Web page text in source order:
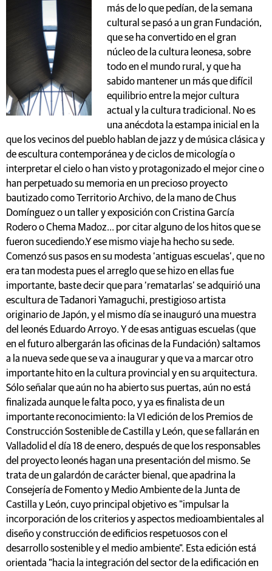
más de lo que pedían, de la semana
cultural se pasó a un gran Fundación,
que se ha convertido en el gran
núcleo de la cultura leonesa, sobre
todo en el mundo rural, y que ha
sabido mantener un más que difícil
equilibrio entre la mejor cultura
actual y la cultura tradicional. No es
una anécdota la estampa inicial en la
que los vecinos del pueblo hablan de jazz y de música clásica y
de escultura contemporánea y de ciclos de micología o
interpretar el cielo o han visto y protagonizado el mejor cine o
han perpetuado su memoria en un precioso proyecto
bautizado como Territorio Archivo, de la mano de Chus
Domínguez o un taller y exposición con Cristina García
Rodero o Chema Madoz... por citar alguno de los hitos que se
fueron sucediendo.Y ese mismo viaje ha hecho su sede.
Comenzó sus pasos en su modesta ‘antiguas escuelas’, que no
era tan modesta pues el arreglo que se hizo en ellas fue
importante, baste decir que para ‘rematarlas’ se adquirió una
escultura de Tadanori Yamaguchi, prestigioso artista
originario de Japón, y el mismo día se inauguró una muestra
del leonés Eduardo Arroyo. Y de esas antiguas escuelas (que
en el futuro albergarán las oficinas de la Fundación) saltamos
a la nueva sede que se va a inaugurar y que va a marcar otro
importante hito en la cultura provincial y en su arquitectura.
Sólo señalar que aún no ha abierto sus puertas, aún no está
finalizada aunque le falta poco, y ya es finalista de un
importante reconocimiento: la VI edición de los Premios de
Construcción Sostenible de Castilla y León, que se fallarán en
Valladolid el día 18 de enero, después de que los responsables
del proyecto leonés hagan una presentación del mismo. Se
trata de un galardón de carácter bienal, que apadrina la
Consejería de Fomento y Medio Ambiente de la Junta de
Castilla y León, cuyo principal objetivo es "impulsar la
incorporación de los criterios y aspectos medioambientales al
diseño y construcción de edificios respetuosos con el
desarrollo sostenible y el medio ambiente". Esta edición está
orientada "hacia la integración del sector de la edificación en